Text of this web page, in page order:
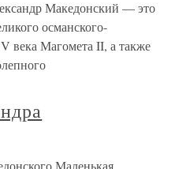
Македонский — это
османского-
века Магомета II, а также